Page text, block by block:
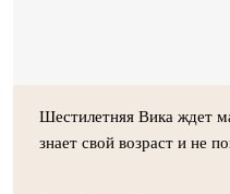
Шестилетняя Вика ждет
знает свой возраст и не